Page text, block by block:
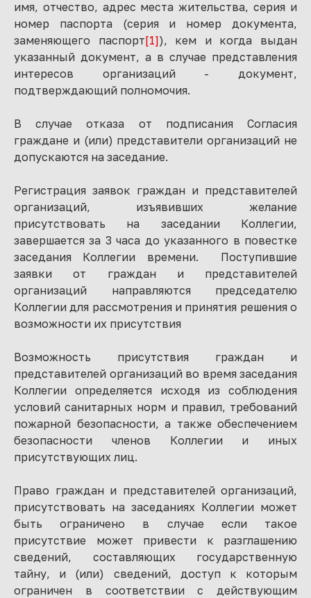
имя, отчество, адрес места жительства, серия и
номер паспорта (серия и номер документа,
заменяющего паспорт[1]), кем и когда выдан
указанный документ, а в случае представления
интересов организаций - документ,
подтверждающий полномочия.
В случае отказа от подписания Согласия
граждане и (или) представители организаций не
допускаются на заседание.
Регистрация заявок граждан и представителей
организаций, изъявивших желание
присутствовать на заседании Коллегии,
завершается за 3 часа до указанного в повестке
заседания Коллегии времени. Поступившие
заявки от граждан и представителей
организаций направляются председателю
Коллегии для рассмотрения и принятия решения о
возможности их присутствия
Возможность присутствия граждан и
представителей организаций во время заседания
Коллегии определяется исходя из соблюдения
условий санитарных норм и правил, требований
пожарной безопасности, а также обеспечением
безопасности членов Коллегии и иных
присутствующих лиц.
Право граждан и представителей организаций,
присутствовать на заседаниях Коллегии может
быть ограничено в случае если такое
присутствие может привести к разглашению
сведений, составляющих государственную
тайну, и (или) сведений, доступ к которым
ограничен в соответствии с действующим